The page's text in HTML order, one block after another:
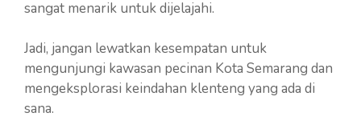
sangat menarik untuk dijelajahi.
Jadi, jangan lewatkan kesempatan untuk
mengunjungi kawasan pecinan Kota Semarang dan
mengeksplorasi keindahan klenteng yang ada di
sana.